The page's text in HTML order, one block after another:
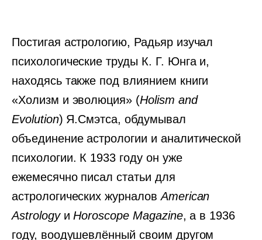
Постигая астрологию, Радьяр изучал
психологические труды К. Г. Юнга и,
находясь также под влиянием книги
«Холизм и эволюция» (Holism and
Evolution) Я.Смэтса, обдумывал
объединение астрологии и аналитической
психологии. К 1933 году он уже
ежемесячно писал статьи для
астрологических журналовAmerican
AstrologyиHoroscope Magazine, а в 1936
году, воодушевлённый своим другом